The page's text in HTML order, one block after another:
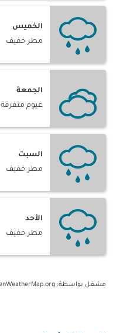
الخميس
مطر خفيف
الجمعة
غيوم متفرقة
السبت
مطر خفيف
الأحد
مطر خفيف
مشغل بواسطة: OpenWeatherMap.org